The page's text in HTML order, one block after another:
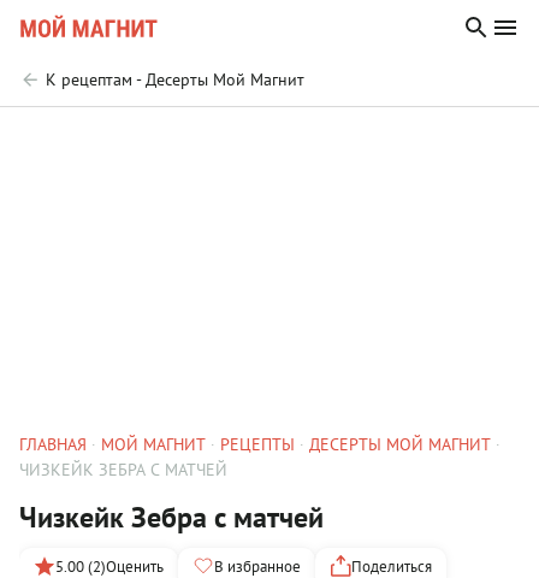
К рецептам - Десерты Мой Магнит
ГЛАВНАЯ МОЙ МАГНИТ РЕЦЕПТЫ
ДЕСЕРТЫ МОЙ МАГНИТ
ЧИЗКЕЙК ЗЕБРА С МАТЧЕЙ
Чизкейк Зебра с матчей
5.00 (2)Оценить В избранное
Поделиться